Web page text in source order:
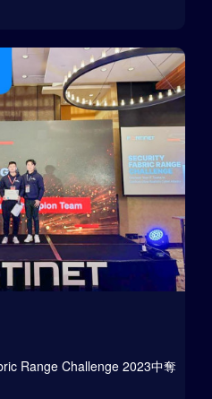
Range Challenge 2023中奪